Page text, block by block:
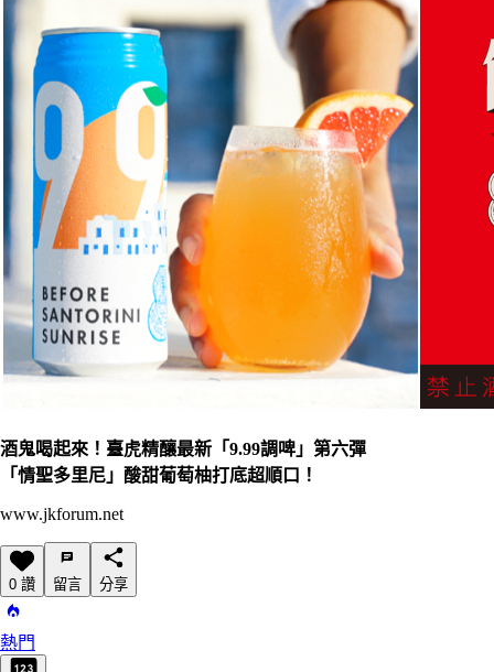
酒鬼喝起來！臺虎精釀最新「9.99調啤」第六彈
「情聖多里尼」酸甜葡萄柚打底超順口！
www.jkforum.net
0 讚 留言 分享
熱門